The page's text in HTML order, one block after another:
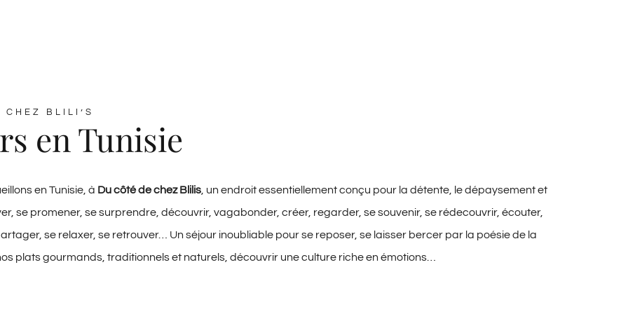
CHEZ BLILI’S
en Tunisie
en Tunisie, à Du côté de chez Blilis , un endroit essentiellement conçu pour la détente, le dépaysement et
se promener, se surprendre, découvrir, vagabonder, créer, regarder, se souvenir, se rédecouvrir, écouter,
se relaxer, se retrouver… Un séjour inoubliable pour se reposer, se laisser bercer par la poésie de la
plats gourmands, traditionnels et naturels, découvrir une culture riche en émotions…